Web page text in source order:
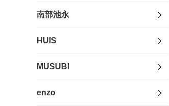
南部池永
HUIS
MUSUBI
enzo